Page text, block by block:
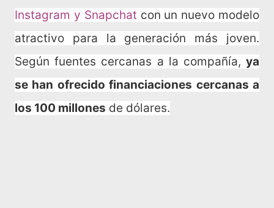
Instagram y Snapchat con un nuevo modelo
atractivo para la generación más joven.
Según fuentes cercanas a la compañía, ya
se han ofrecido financiaciones cercanas a
los 100 millones de dólares.